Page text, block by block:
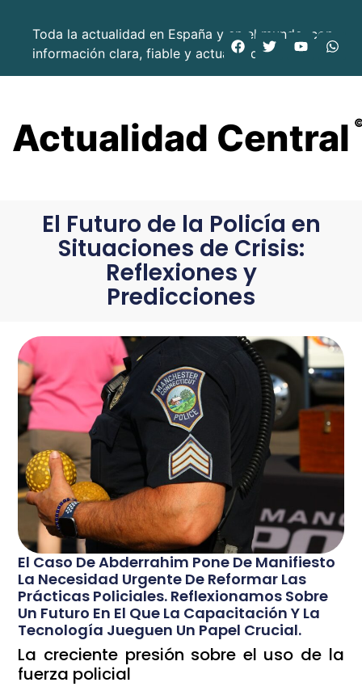
Toda la actualidad en España y en el mundo, con
información clara, fiable y actualizada.
Actualidad Central
El Futuro de la Policía en
Situaciones de Crisis:
Reflexiones y
Predicciones
El Caso De Abderrahim Pone De Manifiesto
La Necesidad Urgente De Reformar Las
Prácticas Policiales. Reflexionamos Sobre
Un Futuro En El Que La Capacitación Y La
Tecnología Jueguen Un Papel Crucial.
La creciente presión sobre el uso de la
fuerza policial